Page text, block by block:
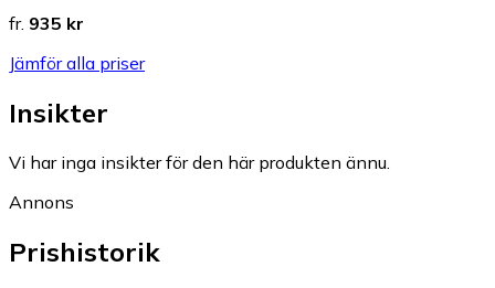
fr. 935 kr
Jämför alla priser
Insikter
Vi har inga insikter för den här produkten ännu.
Annons
Prishistorik